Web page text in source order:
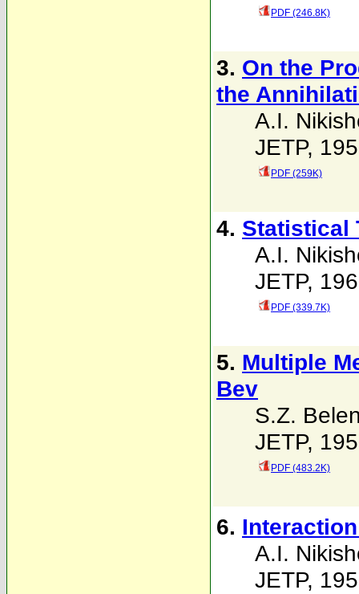
PDF (246.8K)
3. On the
the
A.I.
JETP,
PDF (259K)
4. Statistical
A.I.
JETP,
PDF (339.7K)
5. Multiple
Bev
S.Z.
JETP,
PDF (483.2K)
6.
A.I.
JETP,